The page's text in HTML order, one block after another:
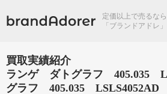
定価以上で売るなら
「ブランドアドレ」
買取実績紹介
ランゲ ダトグラフ 405.035
グラフ 405.035